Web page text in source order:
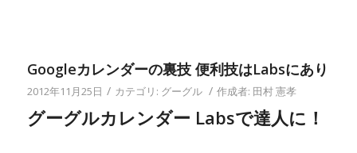
Googleカレンダーの裏技 便利技はLabsにあり
2012年11月25日 / カテゴリ: グーグル / 作成者: 田村 憲孝
グーグルカレンダー Labsで達人に！